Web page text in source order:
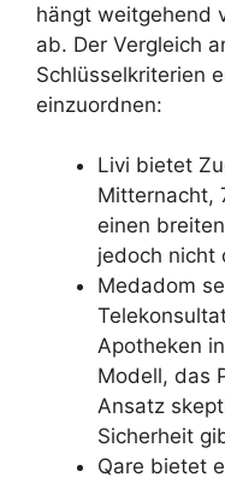
hängt weitgehend
ab. Der Vergleich
Schlüsselkriterien
einzuordnen:
Livi bietet
Mitternacht,
einen
jedoch nicht
Medadom
Apotheken
Modell, das
Ansatz
Sicherheit
Qare bietet